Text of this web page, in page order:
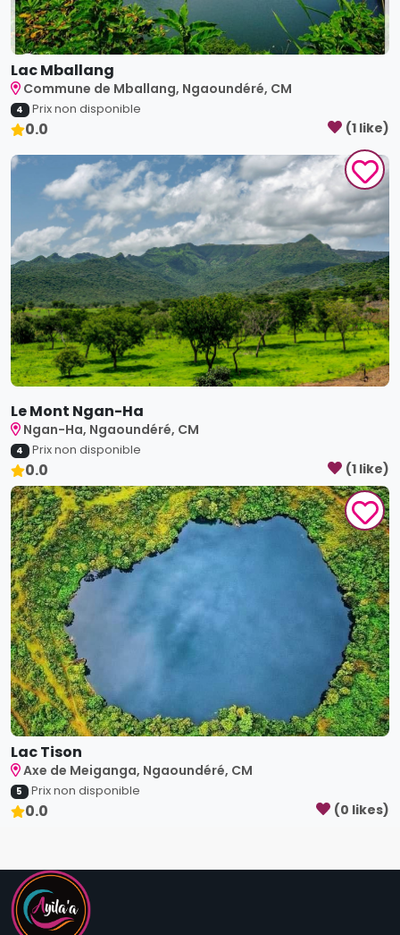
Lac Mballang
Commune de Mballang, Ngaoundéré, CM
4 Prix non disponible
0.0 (1 like)
Le Mont Ngan-Ha
Ngan-Ha, Ngaoundéré, CM
4 Prix non disponible
0.0 (1 like)
Lac Tison
Axe de Meiganga, Ngaoundéré, CM
5 Prix non disponible
0.0 (0 likes)